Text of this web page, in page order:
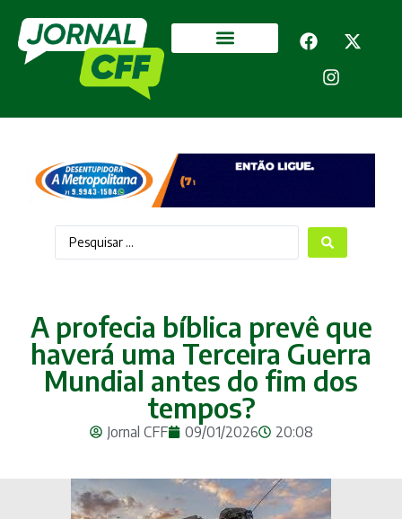
A profecia bíblica prevê que
haverá uma Terceira Guerra
Mundial antes do fim dos
tempos?
Jornal CFF 09/01/2026 20:08